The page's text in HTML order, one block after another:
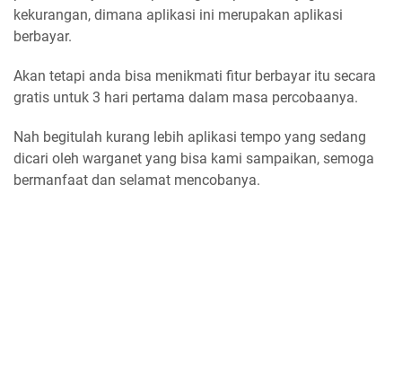
kekurangan, dimana aplikasi ini merupakan aplikasi
berbayar.
Akan tetapi anda bisa menikmati fitur berbayar itu secara
gratis untuk 3 hari pertama dalam masa percobaanya.
Nah begitulah kurang lebih aplikasi tempo yang sedang
dicari oleh warganet yang bisa kami sampaikan, semoga
bermanfaat dan selamat mencobanya.